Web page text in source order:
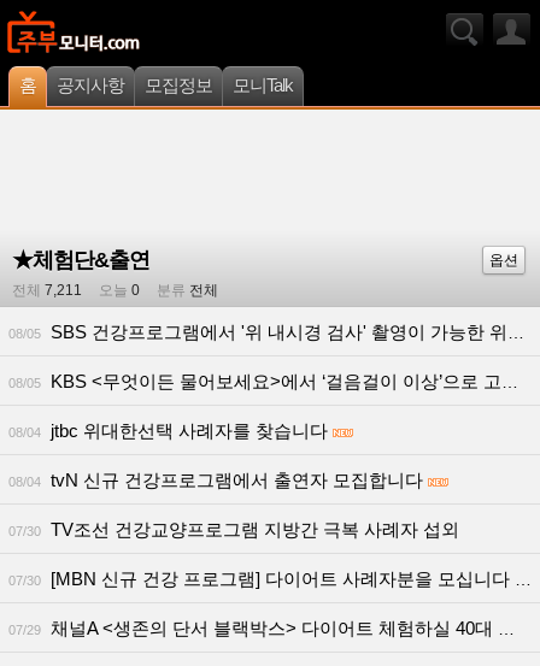
홈 공지사항 모집정보 모니Talk
★체험단&출연
옵션
전체 7,211 오늘 0 분류 전체
08/05 SBS 건강프로그램에서 '위 내시경 검사' 촬영이 가능한 위가 불편한 사례자(위염 등)를 모집합니다!
08/05 KBS <무엇이든 물어보세요>에서 ‘걸음걸이 이상’으로 고민하는 50~70대 사례자를 찾습니다!
08/04 jtbc 위대한선택 사례자를 찾습니다
08/04 tvN 신규 건강프로그램에서 출연자 모집합니다
07/30 TV조선 건강교양프로그램 지방간 극복 사례자 섭외
07/30 [MBN 신규 건강 프로그램] 다이어트 사례자분을 모십니다 (출연료o)
07/29 채널A <생존의 단서 블랙박스> 다이어트 체험하실 40대 여성분을 찾습니다